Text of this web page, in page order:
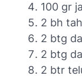
100 gr
2 bh
2 btg
2 btg
2 btr